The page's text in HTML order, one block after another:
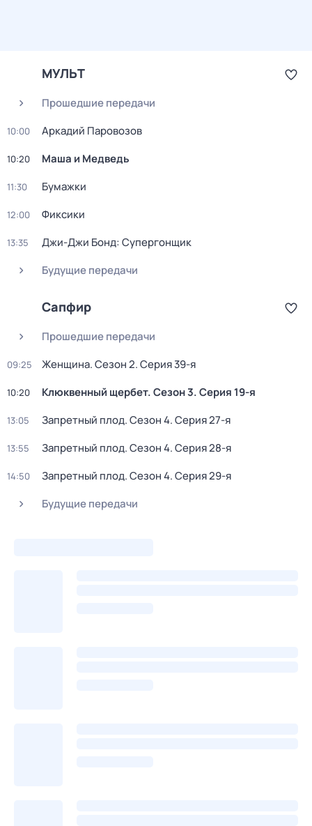
МУЛЬТ
Прошедшие передачи
10:00 Аркадий Паровозов
10:20 Маша и Медведь
11:30 Бумажки
12:00 Фиксики
13:35
Джи-Джи Бонд: Супергонщик
Будущие передачи
Сапфир
Прошедшие передачи
09:25 Женщина. Сезон 2. Серия 39-я
10:20 Клюквенный щербет. Сезон 3. Серия 19-я
13:05 Запретный плод. Сезон 4. Серия 27-я
13:55 Запретный плод. Сезон 4. Серия 28-я
14:50 Запретный плод. Сезон 4. Серия 29-я
Будущие передачи